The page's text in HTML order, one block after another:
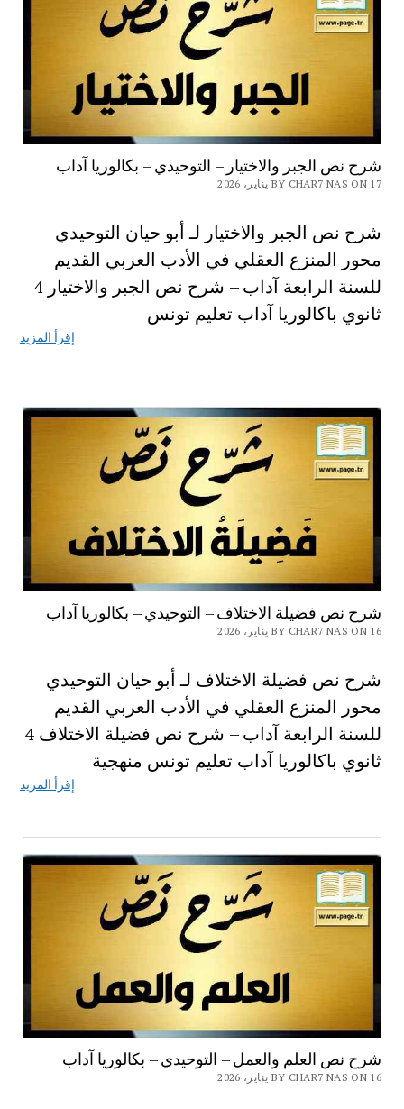
شرح نص الجبر والاختيار – التوحيدي – بكالوريا آداب
BY CHAR7 NAS ON 17 يناير، 2026
شرح نص الجبر والاختيار لـ أبو حيان التوحيدي
محور المنزع العقلي في الأدب العربي القديم
للسنة الرابعة آداب – شرح نص الجبر والاختيار 4
ثانوي باكالوريا آداب تعليم تونس
إقرأ المزيد
شرح نص فضيلة الاختلاف – التوحيدي – بكالوريا آداب
BY CHAR7 NAS ON 16 يناير، 2026
شرح نص فضيلة الاختلاف لـ أبو حيان التوحيدي
محور المنزع العقلي في الأدب العربي القديم
للسنة الرابعة آداب – شرح نص فضيلة الاختلاف 4
ثانوي باكالوريا آداب تعليم تونس منهجية
إقرأ المزيد
شرح نص العلم والعمل – التوحيدي – بكالوريا آداب
BY CHAR7 NAS ON 16 يناير، 2026